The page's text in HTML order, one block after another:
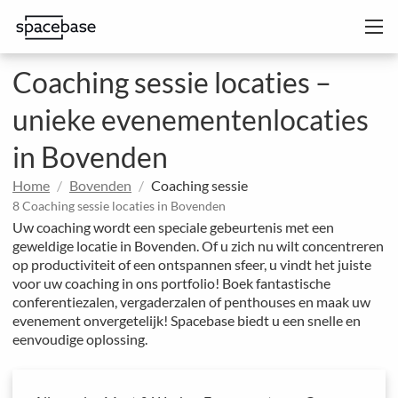
Coaching sessie locaties –
unieke evenementenlocaties
in Bovenden
Home Bovenden Coaching sessie
8 Coaching sessie locaties in Bovenden
Uw coaching wordt een speciale gebeurtenis met een
geweldige locatie in Bovenden. Of u zich nu wilt concentreren
op productiviteit of een ontspannen sfeer, u vindt het juiste
voor uw coaching in ons portfolio! Boek fantastische
conferentiezalen, vergaderzalen of penthouses en maak uw
evenement onvergetelijk! Spacebase biedt u een snelle en
eenvoudige oplossing.